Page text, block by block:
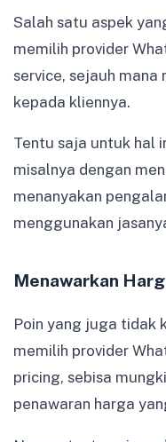
Salah satu aspek
memilih provider
service, sejauh mana
kepada kliennya.
Tentu saja untuk hal
misalnya dengan
menanyakan
menggunakan
Menawarkan
Poin yang juga tidak
memilih provider
pricing, sebisa
penawaran harga